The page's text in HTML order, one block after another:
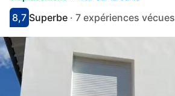
Avec une note de 8.7
8,7
superbeSuperbe · 7 expériences vécues